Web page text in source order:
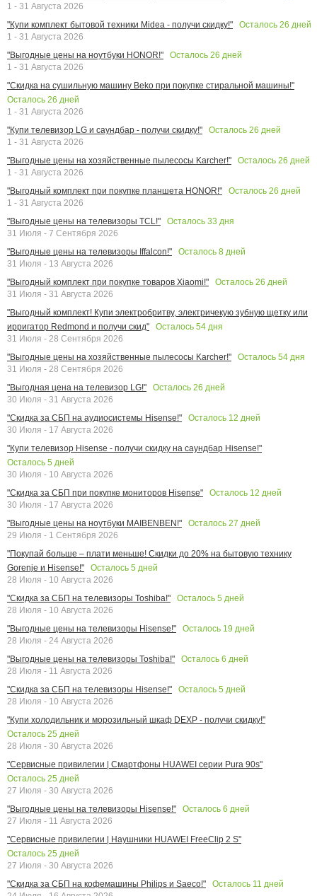
1 - 31 Августа 2026
"Купи комплект бытовой техники Midea - получи скидку!"
Осталось 26 дней
1 - 31 Августа 2026
"Выгодные цены на ноутбуки HONOR!"
Осталось 26 дней
1 - 31 Августа 2026
"Скидка на сушильную машину Beko при покупке стиральной машины!"
Осталось 26 дней
1 - 31 Августа 2026
"Купи телевизор LG и саундбар - получи скидку!"
Осталось 26 дней
1 - 31 Августа 2026
"Выгодные цены на хозяйственные пылесосы Karcher!"
Осталось 26 дней
1 - 31 Августа 2026
"Выгодный комплект при покупке планшета HONOR!"
Осталось 26 дней
1 - 31 Августа 2026
"Выгодные цены на телевизоры TCL!"
Осталось 33 дня
31 Июля - 7 Сентября 2026
"Выгодные цены на телевизоры Iffalcon!"
Осталось 8 дней
31 Июля - 13 Августа 2026
"Выгодный комплект при покупке товаров Xiaomi!"
Осталось 26 дней
31 Июля - 31 Августа 2026
"Выгодный комплект! Купи электробритву, электричекую зубную щетку или
ирригатор Redmond и получи скид"
Осталось 54 дня
31 Июля - 28 Сентября 2026
"Выгодные цены на хозяйственные пылесосы Karcher!"
Осталось 54 дня
31 Июля - 28 Сентября 2026
"Выгодная цена на телевизор LG!"
Осталось 26 дней
30 Июля - 31 Августа 2026
"Скидка за СБП на аудиосистемы Hisense!"
Осталось 12 дней
30 Июля - 17 Августа 2026
"Купи телевизор Hisense - получи скидку на саундбар Hisense!"
Осталось 5 дней
30 Июля - 10 Августа 2026
"Скидка за СБП при покупке мониторов Hisense"
Осталось 12 дней
30 Июля - 17 Августа 2026
"Выгодные цены на ноутбуки MAIBENBEN!"
Осталось 27 дней
29 Июля - 1 Сентября 2026
"Покупай больше – плати меньше! Скидки до 20% на бытовую технику
Gorenje и Hisense!"
Осталось 5 дней
28 Июля - 10 Августа 2026
"Скидка за СБП на телевизоры Toshiba!"
Осталось 5 дней
28 Июля - 10 Августа 2026
"Выгодные цены на телевизоры Hisense!"
Осталось 19 дней
28 Июля - 24 Августа 2026
"Выгодные цены на телевизоры Toshiba!"
Осталось 6 дней
28 Июля - 11 Августа 2026
"Скидка за СБП на телевизоры Hisense!"
Осталось 5 дней
28 Июля - 10 Августа 2026
"Купи холодильник и морозильный шкаф DEXP - получи скидку!"
Осталось 25 дней
28 Июля - 30 Августа 2026
"Сервисные привилегии | Смартфоны HUAWEI серии Pura 90s"
Осталось 25 дней
27 Июля - 30 Августа 2026
"Выгодные цены на телевизоры Hisense!"
Осталось 6 дней
27 Июля - 11 Августа 2026
"Сервисные привилегии | Наушники HUAWEI FreeClip 2 S"
Осталось 25 дней
27 Июля - 30 Августа 2026
"Скидка за СБП на кофемашины Philips и Saeco!"
Осталось 11 дней